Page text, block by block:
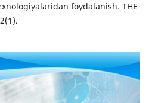
foydalanish. THE